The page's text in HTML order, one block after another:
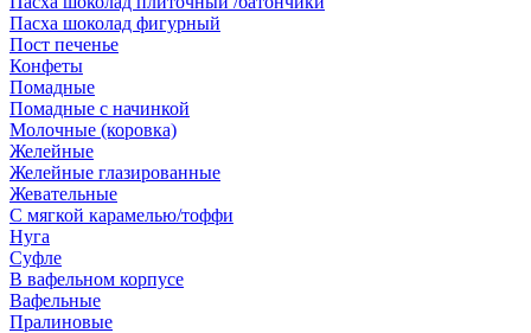
Пасха шоколад фигурный
Пост печенье
Конфеты
Помадные
Помадные с начинкой
Молочные (коровка)
Желейные
Желейные глазированные
Жевательные
С мягкой карамелью/тоффи
Нуга
Суфле
В вафельном корпусе
Вафельные
Пралиновые